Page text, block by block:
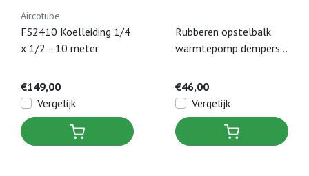
Aircotube
FS2410 Koelleiding 1/4
x 1/2 - 10 meter
€149,00
Vergelijk
Rubberen opstelbalk
warmtepomp dempers
M8 x 40 mm (set a 2
stuks)
€46,00
Vergelijk